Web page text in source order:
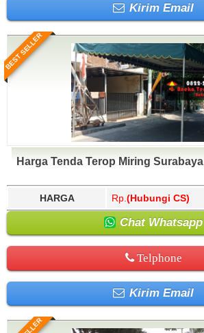
Kirim Email
BEST SELLER
Harga Tenda Terop Miring Surabaya
HARGA Rp. (Hubungi CS)
Chat Whatsapp
Telphone
Kirim Email